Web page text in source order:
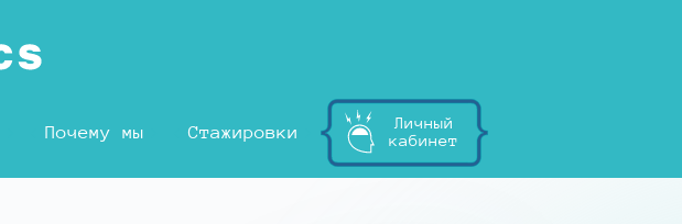
Почему мы Стажировки
Личный
кабинет